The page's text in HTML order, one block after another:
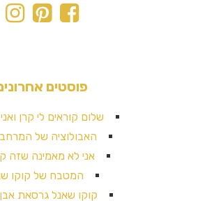
פוסטים
שלום קוראים לי קרן
האבולוציה של המרחב
אני לא מאמינה שזה
המטבח של קוקו
קוקו שאנל גרסאת